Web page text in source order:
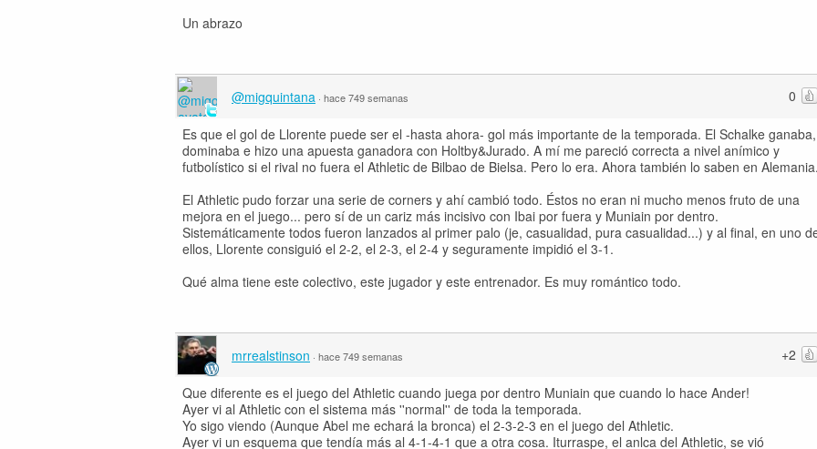
Un abrazo
0
@migquintana · hace 749 semanas
Es que el gol de Llorente puede ser el -hasta ahora- gol más importante de la temporada. El Schalke ganaba,
dominaba e hizo una apuesta ganadora con Holtby&Jurado. A mí me pareció correcta a nivel anímico y
futbolístico si el rival no fuera el Athletic de Bilbao de Bielsa. Pero lo era. Ahora también lo saben en
El Athletic pudo forzar una serie de corners y ahí cambió todo. Éstos no eran ni mucho menos fruto de una
mejora en el juego... pero sí de un cariz más incisivo con Ibai por fuera y Muniain por dentro.
Sistemáticamente todos fueron lanzados al primer palo (je, casualidad, pura casualidad...) y al final, en uno
ellos, Llorente consiguió el 2-2, el 2-3, el 2-4 y seguramente impidió el 3-1.
Qué alma tiene este colectivo, este jugador y este entrenador. Es muy romántico todo.
+2
mrrealstinson · hace 749 semanas
Que diferente es el juego del Athletic cuando juega por dentro Muniain que cuando lo hace Ander!
Ayer vi al Athletic con el sistema más ''normal'' de toda la temporada.
Yo sigo viendo (Aunque Abel me echará la bronca) el 2-3-2-3 en el juego del Athletic.
Ayer vi un esquema que tendía más al 4-1-4-1 que a otra cosa. Iturraspe, el anlca del Athletic, se vió